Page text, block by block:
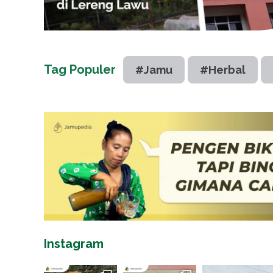
Tag Populer #Jamu #Herbal
Instagram